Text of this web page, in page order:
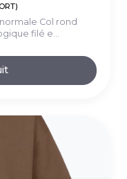
Col rond
filé e...